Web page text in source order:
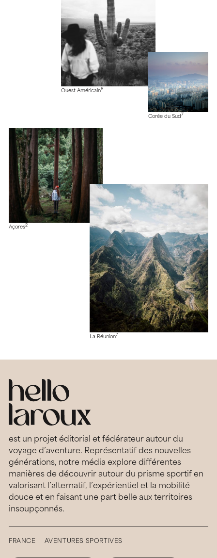
Ouest Américain8
Corée du Sud 7
Açores2
La Réunion7
est un projet éditorial et fédérateur autour du
voyage d’aventure. Représentatif des nouvelles
générations, notre média explore différentes
manières de découvrir autour du prisme sportif en
valorisant l’alternatif, l’expérientiel et la mobilité
douce et en faisant une part belle aux territoires
insoupçonnés.
FRANCE AVENTURES SPORTIVES